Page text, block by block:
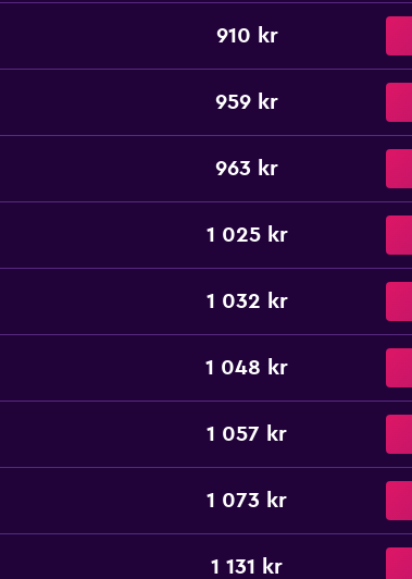
910 kr
959 kr
963 kr
1 025 kr
1 032 kr
1 048 kr
1 057 kr
1 073 kr
1 131 kr